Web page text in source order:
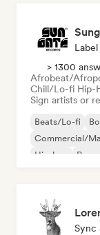
Label
> 1300
Afrobeat/
Chill/Lo-fi Hip-
Sign artists or
Beats/Lo-fi
Commercial/
Hip-hop
Pop
Sync